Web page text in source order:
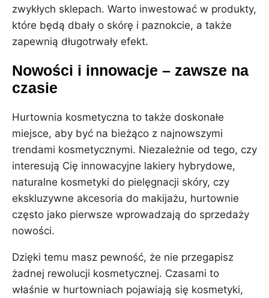
zwykłych sklepach. Warto inwestować w produkty,
które będą dbały o skórę i paznokcie, a także
zapewnią długotrwały efekt.
Nowości i innowacje – zawsze na
czasie
Hurtownia kosmetyczna to także doskonałe
miejsce, aby być na bieżąco z najnowszymi
trendami kosmetycznymi. Niezależnie od tego, czy
interesują Cię innowacyjne lakiery hybrydowe,
naturalne kosmetyki do pielęgnacji skóry, czy
ekskluzywne akcesoria do makijażu, hurtownie
często jako pierwsze wprowadzają do sprzedaży
nowości.
Dzięki temu masz pewność, że nie przegapisz
żadnej rewolucji kosmetycznej. Czasami to
właśnie w hurtowniach pojawiają się kosmetyki,